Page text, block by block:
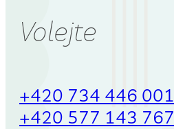
Volejte
+420 734 446 001
+420 577 143 767